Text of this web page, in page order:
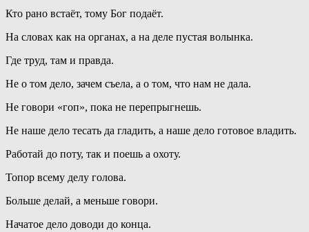
Кто рано встаёт, тому Бог подаёт.
На словах как на органах, а на деле пустая волынка.
Где труд, там и правда.
Не о том дело, зачем съела, а о том, что нам не дала.
Не говори «гоп», пока не перепрыгнешь.
Не наше дело тесать да гладить, а наше дело готовое владить.
Работай до поту, так и поешь а охоту.
Топор всему делу голова.
Больше делай, а меньше говори.
Начатое дело доводи до конца.